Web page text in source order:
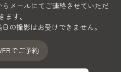
メールにてご連絡させていただ
きます。
の撮影はお受けできません。
でご予約